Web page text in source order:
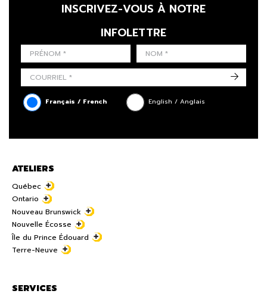
PRÉNOM
LAST NAME
INSCRIVEZ-VOUS À NOTRE
INFOLETTRE
LANGUE
Français / French English / Anglais
->
ATELIERS
Québec
Ontario
Nouveau Brunswick
Nouvelle Écosse
Île du Prince Édouard
Terre-Neuve
SERVICES